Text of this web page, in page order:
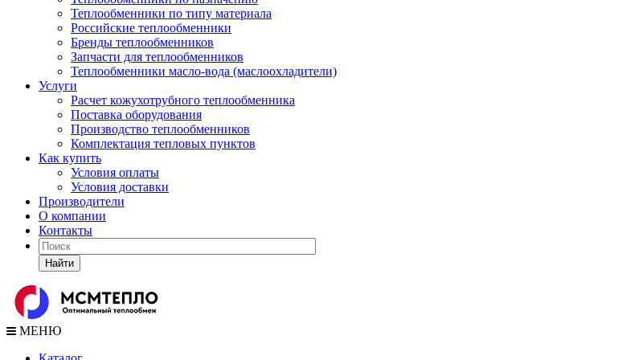
Теплообменники по типу материала
Российские теплообменники
Бренды теплообменников
Запчасти для теплообменников
Теплообменники масло-вода (маслоохладители)
Услуги
Расчет кожухотрубного теплообменника
Поставка оборудования
Производство теплообменников
Комплектация тепловых пунктов
Как купить
Условия оплаты
Условия доставки
Производители
О компании
Контакты
Найти
МЕНЮ